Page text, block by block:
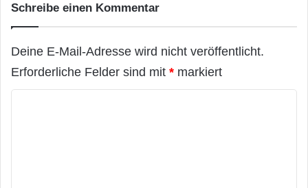
Schreibe einen Kommentar
Deine E-Mail-Adresse wird nicht veröffentlicht.
Erforderliche Felder sind mit * markiert